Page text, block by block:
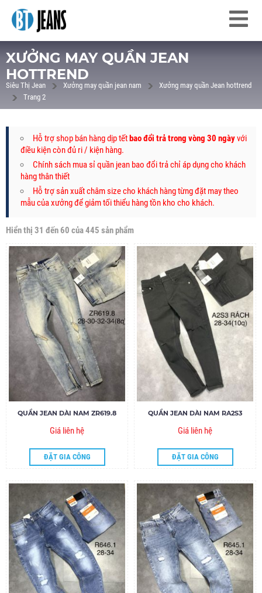
XƯỞNG MAY QUẦN JEAN
HOTTREND
Siêu Thị Jean Xưởng may quần jean nam
Xưởng may quần Jean hottrend
Trang 2
Hỗ trợ shop bán hàng dịp tếtbao đổi trả trong vòng 30 ngàyvới
điều kiện còn đủ ri / kiện hàng.
Chính sách mua sỉ quần jean bao đổi trả chỉ áp dụngcho khách
hàng thân thiết
Hỗ trợ sản xuất châm size cho khách hàng từng đặt may theo
mẫu của xưởng để giảm tối thiểu hàng tồn kho cho khách.
Hiển thị 31 đến 60 của 445 sản phẩm
QUẦN JEAN DÀI NAM ZR619.8
Giá liên hệ
ĐẶT GIA CÔNG
QUẦN JEAN DÀI NAM RA2S3
Giá liên hệ
ĐẶT GIA CÔNG